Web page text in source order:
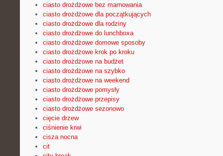
ciasto drożdżowe bez marnowania
ciasto drożdżowe dla początkujących
ciasto drożdżowe dla rodziny
ciasto drożdżowe do lunchboxa
ciasto drożdżowe domowe sposoby
ciasto drożdżowe krok po kroku
ciasto drożdżowe na budżet
ciasto drożdżowe na szybko
ciasto drożdżowe na weekend
ciasto drożdżowe pomysły
ciasto drożdżowe przepisy
ciasto drożdżowe sezonowo
cięcie drzew
ciśnienie krwi
cisza nocna
cit